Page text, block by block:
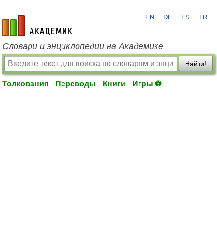
academic.ru
EN DE ES FR
Словари и энциклопедии на Академике
Найти!
Толкования Переводы Книги Игры ⚽